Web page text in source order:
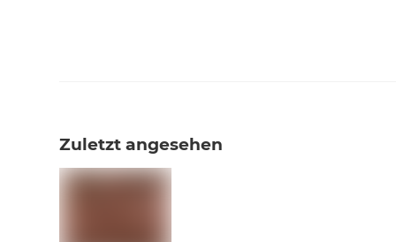
Zuletzt angesehen